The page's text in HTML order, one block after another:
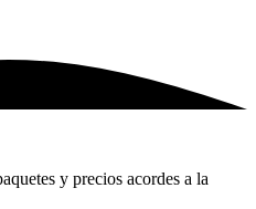
y precios acordes a la